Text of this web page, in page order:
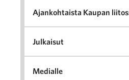
Ajankohtaista Kaupan
Julkaisut
Medialle